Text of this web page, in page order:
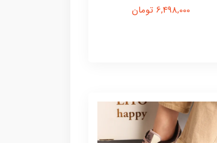
6,498,000 تومان